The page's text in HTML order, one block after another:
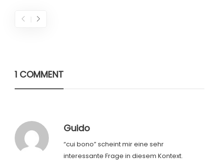
1 COMMENT
Guido
“cui bono” scheint mir eine sehr
interessante Frage in diesem Kontext.